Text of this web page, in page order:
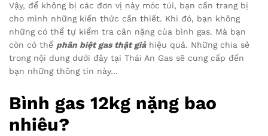
Vậy, để không bị các đơn vị này móc túi, bạn cần trang bị
cho mình những kiến thức cần thiết. Khi đó, bạn không
những có thể tự kiểm tra cân nặng của bình gas. Mà bạn
còn có thể phân biệt gas thật giảhiệu quả. Những chia sẻ
trong nội dung dưới đây tại Thái An Gas sẽ cung cấp đến
bạn những thông tin này…
Bình gas 12kg nặng bao
nhiêu?